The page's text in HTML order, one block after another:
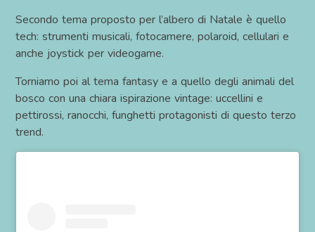
Secondo tema proposto per l’albero di Natale è quello
tech: strumenti musicali, fotocamere, polaroid, cellulari e
anche joystick per videogame.
Torniamo poi al tema fantasy e a quello degli animali del
bosco con una chiara ispirazione vintage: uccellini e
pettirossi, ranocchi, funghetti protagonisti di questo terzo
trend.